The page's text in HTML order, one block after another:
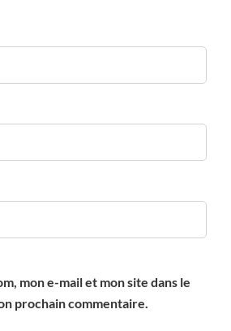
mon e-mail et mon site dans le
prochain commentaire.